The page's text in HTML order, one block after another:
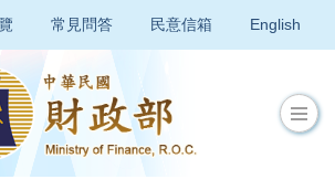
常見問答 民意信箱 English